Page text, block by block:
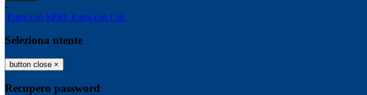
-
Entra con SPID Entra con CIE
Seleziona utente
button close ×
Recupero password